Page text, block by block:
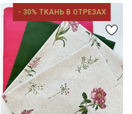
- 30% ТКАНЬ В ОТРЕЗАХ